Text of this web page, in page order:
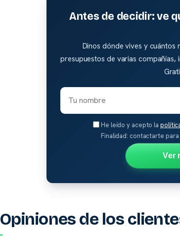
Antes de decidir: ve
Dinos dónde vives y cuántos
presupuestos de varias compañías,
He leído y acepto la
Finalidad: contactarte
Ver
Opiniones de los